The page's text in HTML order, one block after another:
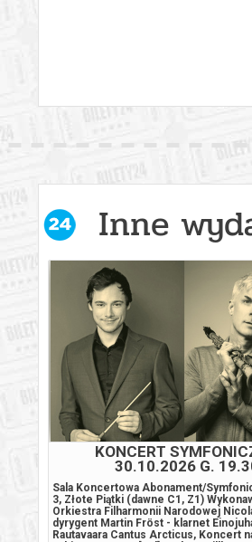
Warszawa
Warszawa
Warszawa
Warszawa
Warszawa
Warszawa
Warszawa
Warszawa
Inne
KONCERT
30.10.2026 G.
Sala Koncertowa Abonament/
3, Złote Piątki (dawne C1, Z1)
Orkiestra Filharmonii Narodowej
dyrygent Martin Fröst - klarnet
Rautavaara Cantus Arcticus, Koncert